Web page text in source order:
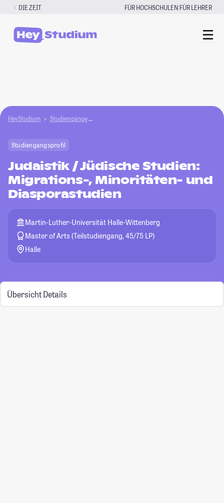
Zum
springen
DIE ZEIT FÜR HOCHSCHULEN|FÜR LEHRER
HeyStudium Studiengänge Judaistik / Jüdische Studien: Migrations-,
Studiengangsprofil
Judaistik / Jüdische Studien:
Migrations-, Minoritäten- und
Diasporastudien
Martin-Luther-Universität Halle-Wittenberg
Master of Arts (Teilstudiengang, 45/75 LP)
Halle
Übersicht Details